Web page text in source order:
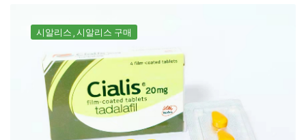
시알리스 시알리스 구매